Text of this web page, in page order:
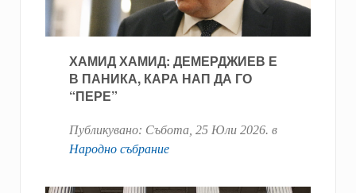
ХАМИД ХАМИД: ДЕМЕРДЖИЕВ Е
В ПАНИКА, КАРА НАП ДА ГО
“ПЕРЕ”
Публикувано: Събота, 25 Юли 2026. в
Народно събрание